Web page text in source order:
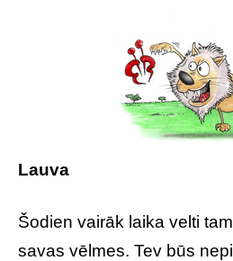
Lauva
Šodien vairāk laika velti
savas vēlmes. Tev būs